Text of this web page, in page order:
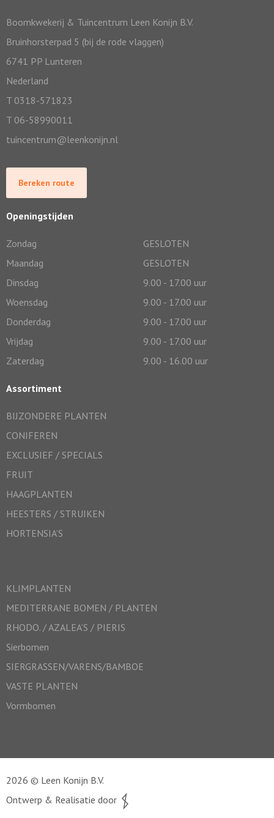
Boomkwekerij & Tuincentrum Leen Konijn B.V.
Bruinhorsterpad 5 (bij de rode vlaggen)
6741 PP Lunteren
Nederland
T 0318-571823
T 06-58990011
tuincentrum@leenkonijn.nl
Bereken route
Openingstijden
Zondag
GESLOTEN
Maandag
GESLOTEN
Dinsdag
9.00 - 17.00 uur
Woensdag
9.00 - 17.00 uur
Donderdag
9.00 - 17.00 uur
Vrijdag
9.00 - 17.00 uur
Zaterdag
9.00 - 16.00 uur
Assortiment
BIJZONDERE PLANTEN
CONIFEREN
EXCLUSIEF / SPECIALS
FRUIT
HAAGPLANTEN
HEESTERS / STRUIKEN
HORTENSIA’S
KLIMPLANTEN
MEDITERRANE BOMEN / PLANTEN
RHODO. / AZALEA’S / PIERIS
Sierbomen
SIERGRASSEN/VARENS/BAMBOE
VASTE PLANTEN
Vormbomen
2026 © Leen Konijn B.V.
Ontwerp & Realisatie door